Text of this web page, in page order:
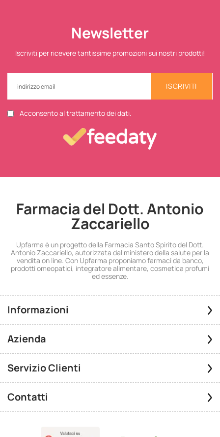
Newsletter
Iscriviti per ricevere tantissime promozioni sui nostri prodotti!
ISCRIVITI
Acconsento al trattamento dei dati.
Farmacia del Dott. Antonio
Zaccariello
Upfarma è un progetto della Farmacia Santo Spirito del Dott.
Antonio Zaccariello, autorizzata dal ministero della salute per la
vendita on line. Con Upfarma proponiamo farmaci da banco,
prodotti omeopatici, integratore alimentare, cosmetica profumi
ed essenze.
Informazioni
Azienda
Servizio Clienti
Contatti